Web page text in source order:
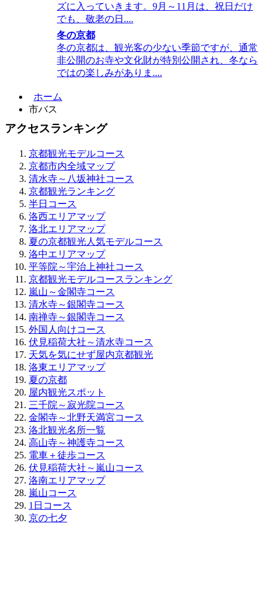
ズに入っていきます。9月～11月は、祝日だけ
でも、敬老の日....
冬の京都
冬の京都は、観光客の少ない季節ですが、通常
非公開のお寺や文化財が特別公開され、冬なら
ではの楽しみがありま....
ホーム
市バス
アクセスランキング
京都観光モデルコース
京都市内全域マップ
清水寺～八坂神社コース
京都観光ランキング
半日コース
洛西エリアマップ
洛北エリアマップ
夏の京都観光人気モデルコース
洛中エリアマップ
平等院～宇治上神社コース
京都観光モデルコースランキング
嵐山～金閣寺コース
清水寺～銀閣寺コース
南禅寺～銀閣寺コース
外国人向けコース
伏見稲荷大社～清水寺コース
天気を気にせず屋内京都観光
洛東エリアマップ
夏の京都
屋内観光スポット
三千院～寂光院コース
金閣寺～北野天満宮コース
洛北観光名所一覧
高山寺～神護寺コース
電車＋徒歩コース
伏見稲荷大社～嵐山コース
洛南エリアマップ
嵐山コース
1日コース
京の七夕